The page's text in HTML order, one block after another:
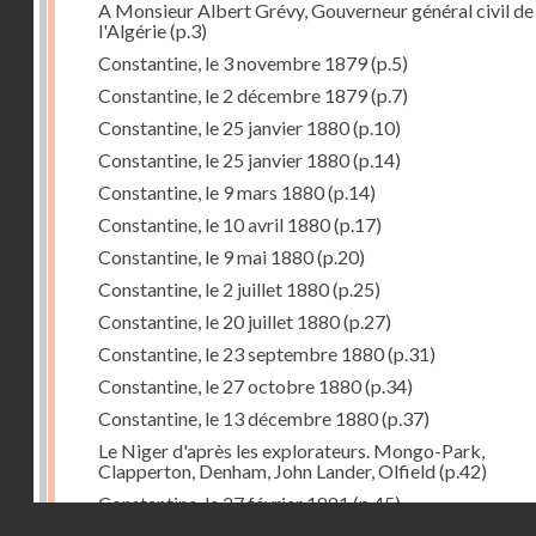
A Monsieur Albert Grévy, Gouverneur général civil de
l'Algérie(p.3)
Constantine, le 3 novembre 1879(p.5)
Constantine, le 2 décembre 1879(p.7)
Constantine, le 25 janvier 1880(p.10)
Constantine, le 25 janvier 1880(p.14)
Constantine, le 9 mars 1880(p.14)
Constantine, le 10 avril 1880(p.17)
Constantine, le 9 mai 1880(p.20)
Constantine, le 2 juillet 1880(p.25)
Constantine, le 20 juillet 1880(p.27)
Constantine, le 23 septembre 1880(p.31)
Constantine, le 27 octobre 1880(p.34)
Constantine, le 13 décembre 1880(p.37)
Le Niger d'après les explorateurs. Mongo-Park,
Clapperton, Denham, John Lander, Olfield(p.42)
Constantine, le 27 février 1881(p.45)